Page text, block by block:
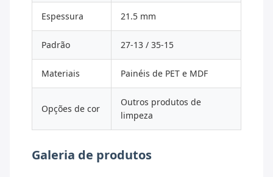
Espessura 21.5 mm
Padrão 27-13 / 35-15
Materiais Painéis de PET e MDF
Opções de cor
Outros produtos de
limpeza
Galeria de produtos